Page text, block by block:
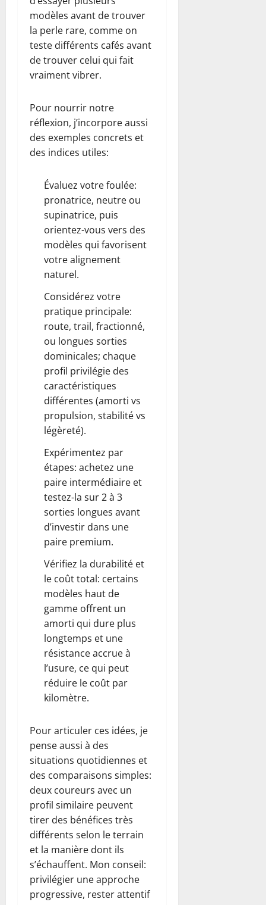
modèles avant de trouver
la perle rare, comme on
teste différents cafés avant
de trouver celui qui fait
vraiment vibrer.
Pour nourrir notre
réflexion, j’incorpore aussi
des exemples concrets et
des indices utiles:
Évaluez votre foulée:
pronatrice, neutre ou
supinatrice, puis
orientez-vous vers des
modèles qui favorisent
votre alignement
naturel.
Considérez votre
pratique principale:
route, trail, fractionné,
ou longues sorties
dominicales; chaque
profil privilégie des
caractéristiques
différentes (amorti vs
propulsion, stabilité vs
légèreté).
Expérimentez par
étapes: achetez une
paire intermédiaire et
testez-la sur 2 à 3
sorties longues avant
d’investir dans une
paire premium.
Vérifiez la durabilité et
le coût total: certains
modèles haut de
gamme offrent un
amorti qui dure plus
longtemps et une
résistance accrue à
l’usure, ce qui peut
réduire le coût par
kilomètre.
Pour articuler ces idées, je
pense aussi à des
situations quotidiennes et
des comparaisons simples:
deux coureurs avec un
profil similaire peuvent
tirer des bénéfices très
différents selon le terrain
et la manière dont ils
s’échauffent. Mon conseil:
privilégier une approche
progressive, rester attentif